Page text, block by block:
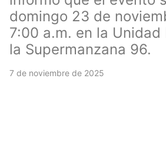
domingo 23 de
7:00 a.m. en la
la Supermanzana 96.
7 de noviembre de 2025